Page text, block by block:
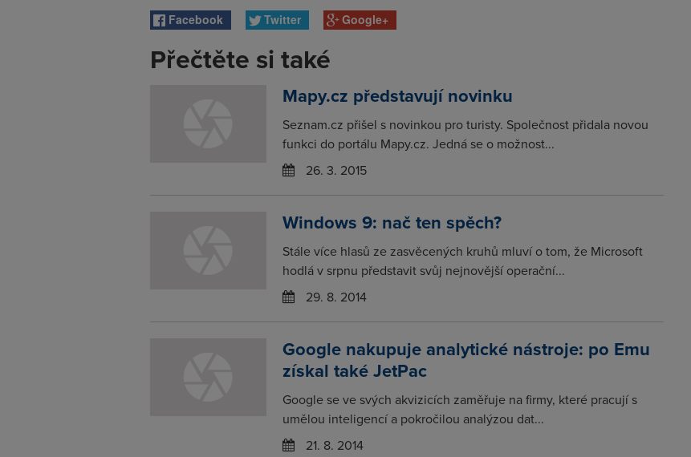
Facebook Twitter Google+
Přečtěte si také
Mapy.cz představují novinku
Seznam.cz přišel s novinkou pro turisty. Společnost přidala novou
funkci do portálu Mapy.cz. Jedná se o možnost...
26. 3. 2015
Windows 9: nač ten spěch?
Stále více hlasů ze zasvěcených kruhů mluví o tom, že Microsoft
hodlá v srpnu představit svůj nejnovější operační...
29. 8. 2014
Google nakupuje analytické nástroje: po Emu
získal také JetPac
Google se ve svých akvizicích zaměřuje na firmy, které pracují s
umělou inteligencí a pokročilou analýzou dat...
21. 8. 2014